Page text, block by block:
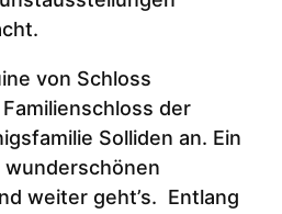
von Schloss
der
Solliden an. Ein
wunderschönen
weiter geht’s. Entlang